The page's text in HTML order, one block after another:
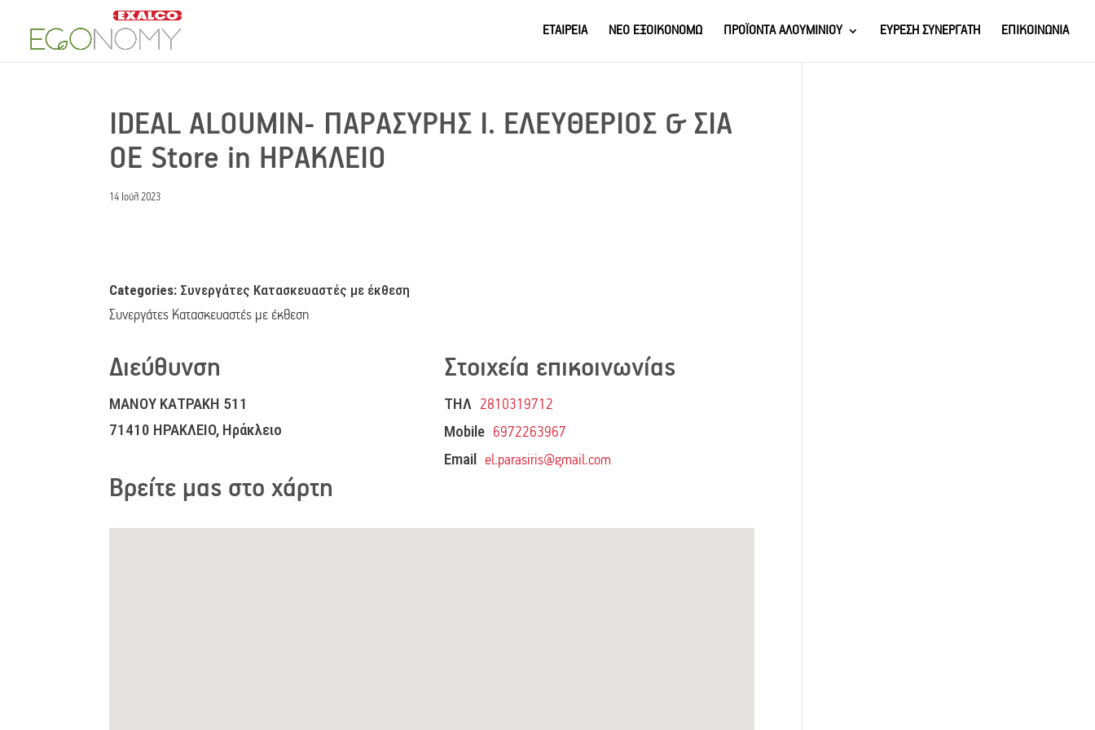
ΕΤΑΙΡΕΙΑ ΝΕΟ ΕΞΟΙΚΟΝΟΜΩ ΠΡΟΪΟΝΤΑ ΑΛΟΥΜΙΝΙΟΥ ΕΥΡΕΣΗ ΣΥΝΕΡΓΑΤΗ ΕΠΙΚΟΙΝΩΝΙΑ
IDEAL ALOUMIN- ΠΑΡΑΣΥΡΗΣ Ι. ΕΛΕΥΘΕΡΙΟΣ & ΣΙΑ
ΟΕ Store in ΗΡΑΚΛΕΙΟ
14 Ιούλ 2023
Categories: Συνεργάτες Κατασκευαστές με έκθεση
Συνεργάτες Κατασκευαστές με έκθεση
Διεύθυνση
ΜΑΝΟΥ ΚΑΤΡΑΚΗ 511
71410 ΗΡΑΚΛΕΙΟ, Ηράκλειο
Στοιχεία επικοινωνίας
ΤΗΛ 2810319712
Mobile 6972263967
Email el.parasiris@gmail.com
Βρείτε μας στο χάρτη